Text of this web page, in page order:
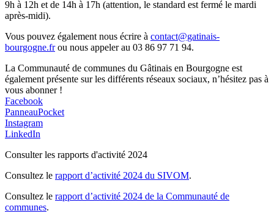
9h à 12h et de 14h à 17h (attention, le standard est fermé le mardi
après-midi).
Vous pouvez également nous écrire à contact@gatinais-
bourgogne.frou nous appeler au 03 86 97 71 94.
La Communauté de communes du Gâtinais en Bourgogne est
également présente sur les différents réseaux sociaux, n’hésitez pas à
vous abonner !
Facebook
PanneauPocket
Instagram
LinkedIn
Consulter les rapports d'activité 2024
Consultez le rapport d’activité 2024 du SIVOM.
Consultez le rapport d’activité 2024 de la Communauté de
communes.